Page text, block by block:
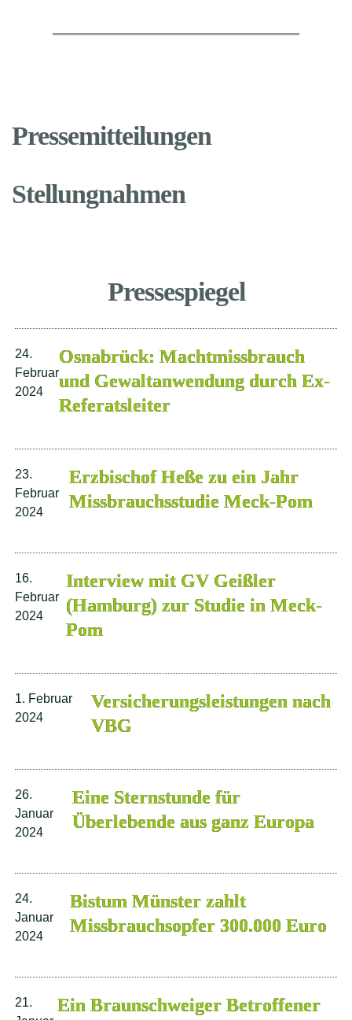
Pressemitteilungen
Stellungnahmen
Pressespiegel
24.
Februar
2024
Osnabrück: Machtmissbrauch
und Gewaltanwendung durch Ex-
Referatsleiter
23.
Februar
2024
Erzbischof Heße zu ein Jahr
Missbrauchsstudie Meck-Pom
16.
Februar
2024
Interview mit GV Geißler
(Hamburg) zur Studie in Meck-
Pom
1. Februar
2024
Versicherungsleistungen nach
VBG
26.
Januar
2024
Eine Sternstunde für
Überlebende aus ganz Europa
24.
Januar
2024
Bistum Münster zahlt
Missbrauchsopfer 300.000 Euro
21.
Ein Braunschweiger Betroffener